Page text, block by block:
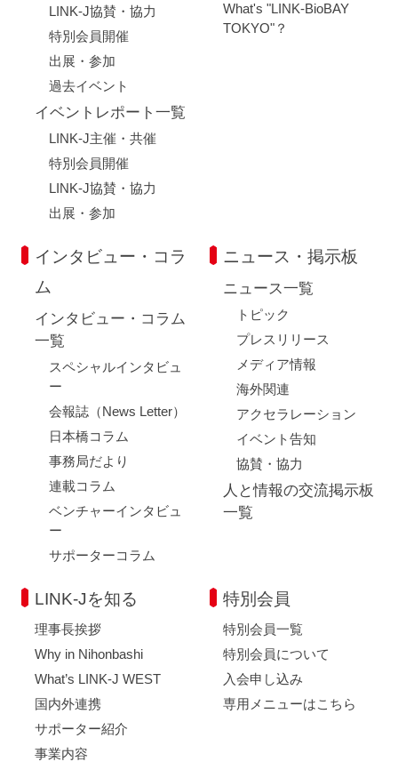
LINK-J協賛・協力
特別会員開催
出展・参加
過去イベント
イベントレポート一覧
LINK-J主催・共催
特別会員開催
LINK-J協賛・協力
出展・参加
What's "LINK-BioBAY
TOKYO"？
インタビュー・コラ
ム
インタビュー・コラム
一覧
スペシャルインタビュ
ー
会報誌（News Letter）
日本橋コラム
事務局だより
連載コラム
ベンチャーインタビュ
ー
サポーターコラム
ニュース・掲示板
ニュース一覧
トピック
プレスリリース
メディア情報
海外関連
アクセラレーション
イベント告知
協賛・協力
人と情報の交流掲示板
一覧
LINK-Jを知る
理事長挨拶
Why in Nihonbashi
What’s LINK-J WEST
国内外連携
サポーター紹介
事業内容
特別会員
特別会員一覧
特別会員について
入会申し込み
専用メニューはこちら